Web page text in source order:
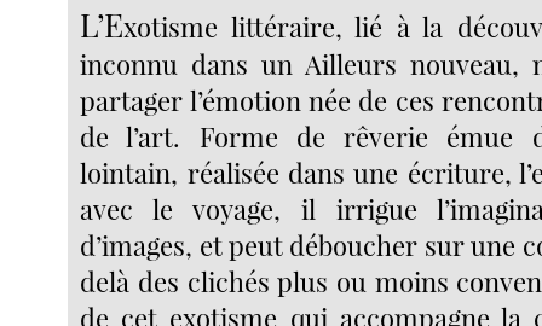
L’Exotisme littéraire, lié à la
inconnu dans un Ailleurs nouveau,
partager l’émotion née de ces
de l’art. Forme de rêverie émue
lointain, réalisée dans une écriture,
avec le voyage, il irrigue
d’images, et peut déboucher sur une
delà des clichés plus ou moins
de cet exotisme qui accompagne la